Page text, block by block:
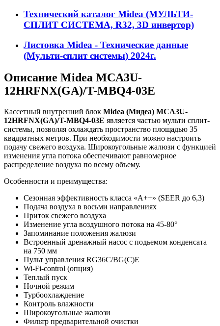
Технический каталог Midea (МУЛЬТИ-
СПЛИТ СИСТЕМА, R32, 3D инвертор)
Листовка Midea - Технические данные
(Мульти-сплит системы) 2024г.
Описание Midea MCA3U-
12HRFNX(GA)/T-MBQ4-03E
Кассетный внутренний блок Midea (Мидеа) MCA3U-
12HRFNX(GA)/T-MBQ4-03E является частью мульти сплит-
системы, позволяя охлаждать пространство площадью 35
квадратных метров. При необходимости можно настроить
подачу свежего воздуха. Широкоугольные жалюзи с функцией
изменения угла потока обеспечивают равномерное
распределение воздуха по всему объему.
Особенности и преимущества:
Сезонная эффективность класса «A++» (SEER до 6,3)
Подача воздуха в восьми направлениях
Приток свежего воздуха
Изменение угла воздушного потока на 45-80°
Запоминание положения жалюзи
Встроенный дренажный насос с подьемом конденсата
на 750 мм
Пульт управления RG36C/BG(C)E
Wi-Fi-сontrol (опция)
Теплый пуск
Ночной режим
Турбоохлаждение
Контроль влажности
Широкоугольные жалюзи
Фильтр предварительной очистки